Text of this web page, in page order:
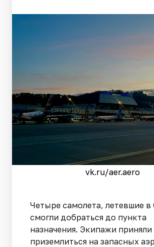
vk.ru/aer.aero
Четыре самолета, летевшие в
смогли добраться до пункта
назначения. Экипажи
приземлиться на запасных